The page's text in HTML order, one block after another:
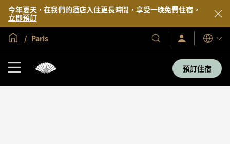
今年夏天，在我們的酒店入住更長時間，享受一晚免費住宿。
立即預訂
全球首頁
Paris
我
們
登
入/
即
加
入
語
言
預訂住宿